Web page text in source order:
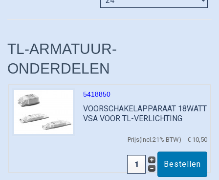
TL-ARMATUUR-
ONDERDELEN
5418850
VOORSCHAKELAPPARAAT 18WATT
VSA VOOR TL-VERLICHTING
Prijs(Incl.21% BTW) € 10,50